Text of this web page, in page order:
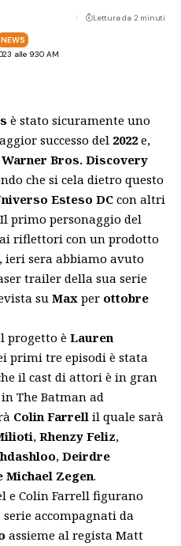
alle 9:30 AM
NEWS
Lettura da 2 minuti
è stato sicuramente uno
successo del 2022 e,
Warner Bros. Discovery
che si cela dietro questo
Esteso DCcon altri
primo personaggio del
riflettori con un prodotto
, ieri sera abbiamo avuto
trailer della sua serie
su Max per ottobre
progetto è Lauren
primi tre episodi è stata
il cast di attori è in gran
The Batman ad
Colin Farrell il quale sarà
, Rhenzy Feliz,
, Deirdre
Michael Zegen.
e Colin Farrell figurano
accompagnati da
assieme al regista Matt